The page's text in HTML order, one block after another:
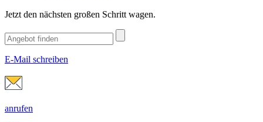
Jetzt den nächsten großen Schritt wagen.
E-Mail schreiben
anrufen